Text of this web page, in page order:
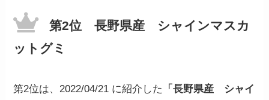
第2位 長野県産 シャインマスカ
ットグミ
第2位は、2022/04/21 に紹介した
「長野県産 シャイ